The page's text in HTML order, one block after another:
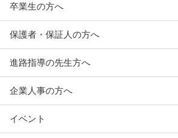
卒業生の方へ
保護者・保証人の方へ
進路指導の先生方へ
企業人事の方へ
イベント